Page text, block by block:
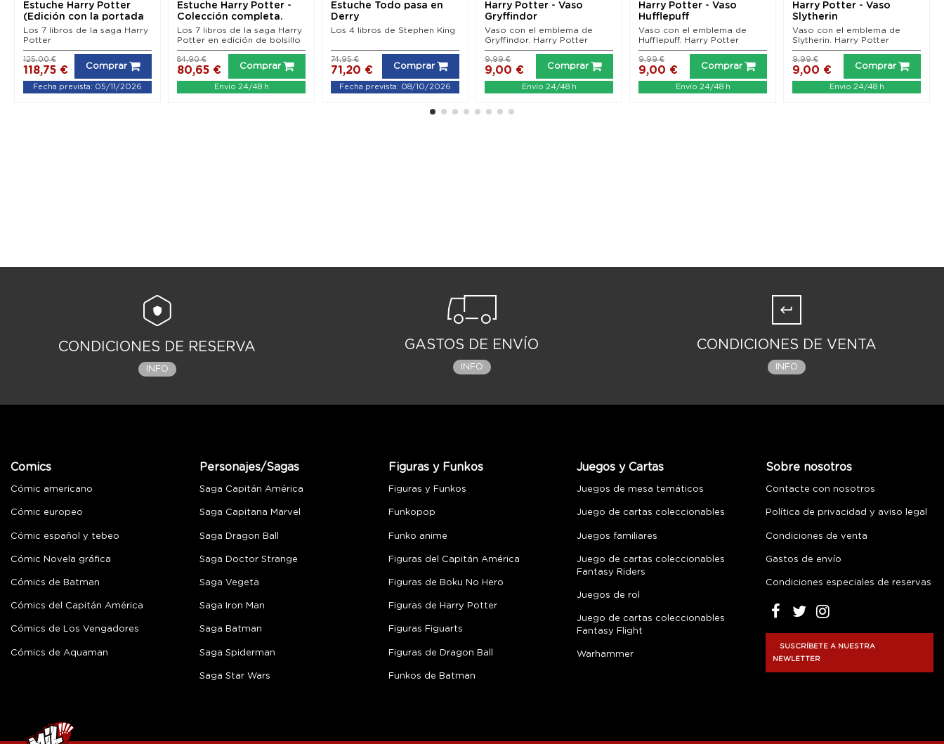
Estuche Harry Potter
(Edición con la portada
ilustrada por...
Los 7 libros de la saga Harry
Potter
118,75 €
125,00 €
Comprar
Fecha prevista: 05/11/2026
Estuche Harry Potter -
Colección completa.
Los 7 libros de la saga Harry
Potter en edición de bolsillo
80,65 €
84,90 €
Comprar
Envío 24/48 h
Estuche Todo pasa en
Derry
Los 4 libros de Stephen King
71,20 €
74,95 €
Comprar
Fecha prevista: 08/10/2026
Harry Potter - Vaso
Gryffindor
Vaso con el emblema de
Gryffindor. Harry Potter
9,00 €
9,99 €
Comprar
Envío 24/48 h
Harry Potter - Vaso
Hufflepuff
Vaso con el emblema de
Hufflepuff. Harry Potter
9,00 €
9,99 €
Comprar
Envío 24/48 h
Harry Potter - Vaso
Slytherin
Vaso con el emblema de
Slytherin. Harry Potter
9,00 €
9,99 €
Comprar
Envío 24/48 h
CONDICIONES DE RESERVA
INFO
GASTOS DE ENVÍO
INFO
CONDICIONES DE VENTA
INFO
Comics
Cómic americano
Cómic europeo
Cómic español y tebeo
Cómic Novela gráfica
Cómics de Batman
Cómics del Capitán América
Cómics de Los Vengadores
Cómics de Aquaman
Personajes/Sagas
Saga Capitán América
Saga Capitana Marvel
Saga Dragon Ball
Saga Doctor Strange
Saga Vegeta
Saga Iron Man
Saga Batman
Saga Spiderman
Saga Star Wars
Figuras y Funkos
Figuras y Funkos
Funkopop
Funko anime
Figuras del Capitán América
Figuras de Boku No Hero
Figuras de Harry Potter
Figuras Figuarts
Figuras de Dragon Ball
Funkos de Batman
Juegos y Cartas
Juegos de mesa temáticos
Juego de cartas coleccionables
Juegos familiares
Juego de cartas coleccionables
Fantasy Riders
Juegos de rol
Juego de cartas coleccionables
Fantasy Flight
Warhammer
Sobre nosotros
Contacte con nosotros
Política de privacidad y aviso legal
Condiciones de venta
Gastos de envío
Condiciones especiales de reservas
SUSCRÍBETE A NUESTRA
NEWLETTER